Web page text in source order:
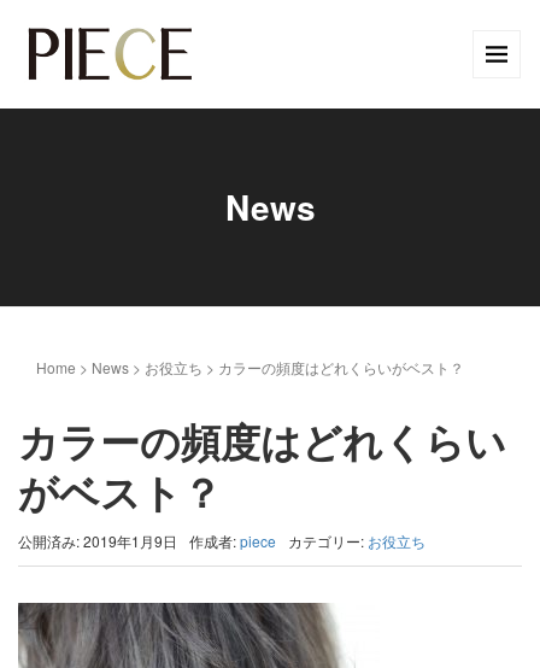
News
Home > News > お役立ち > カラーの頻度はどれくらいがベスト？
カラーの頻度はどれくらい
がベスト？
公開済み: 2019年1月9日 作成者:piece カテゴリー: お役立ち